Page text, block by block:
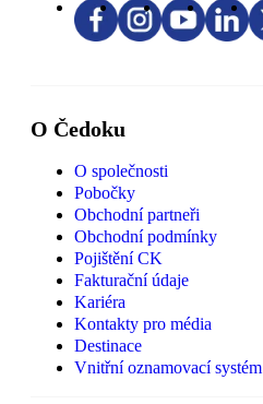
O Čedoku
O společnosti
Pobočky
Obchodní partneři
Obchodní podmínky
Pojištění CK
Fakturační údaje
Kariéra
Kontakty pro média
Destinace
Vnitřní oznamovací systém